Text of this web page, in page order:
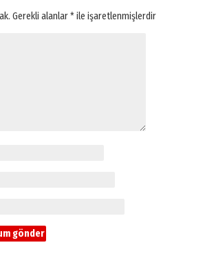
Gerekli alanlar*ile işaretlenmişlerdir